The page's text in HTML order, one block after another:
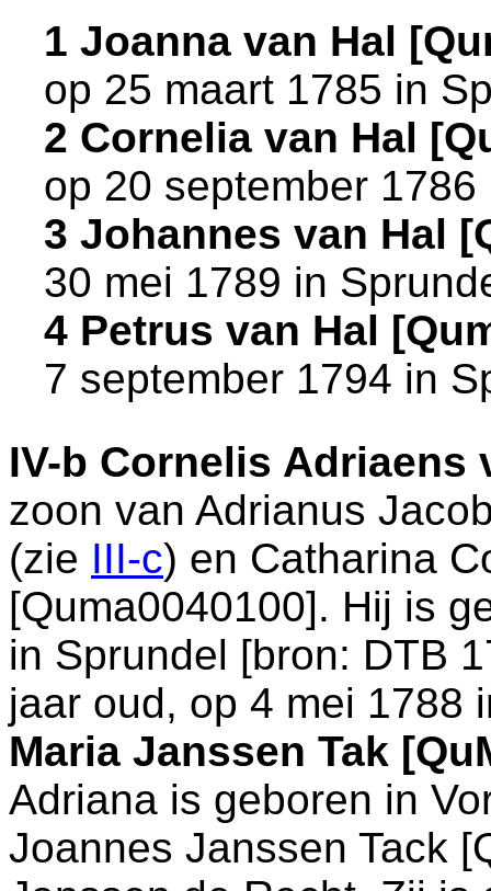
1 Joanna van Hal
op 25 maart 1785 in
2 Cornelia van Hal
op 20 september
3 Johannes van Hal
30 mei 1789 in
4 Petrus van Hal
7 september 1794 in
IV-b Cornelis Adriaens
zoon van Adrianus
(zie III-c) en Catharina
[Quma0040100]. Hij is
in Sprundel [bron: DTB
jaar oud, op 4 mei 1788
Maria Janssen Tak
Adriana is geboren in
Joannes Janssen Tack